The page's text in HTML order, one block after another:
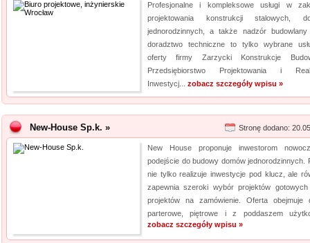
Profesjonalne i kompleksowe usługi w
projektowania konstrukcji stalowych,
jednorodzinnych, a także nadzór
doradztwo techniczne to tylko wybrane
oferty firmy Zarzycki Konstrukcje
Przedsiębiorstwo Projektowania i
Inwestycj... zobacz szczegóły wpisu »
New-House Sp.k. » Stronę dodano:
New House proponuje inwestorom
podejście do budowy domów jednorodzinnych.
nie tylko realizuje inwestycje pod klucz, ale
zapewnia szeroki wybór projektów
projektów na zamówienie. Oferta obejmuje
parterowe, piętrowe i z poddaszem
zobacz szczegóły wpisu »